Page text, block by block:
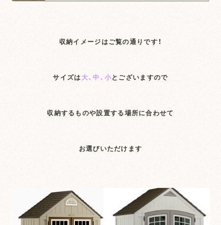
収納イメージはご覧の通りです！
サイズは大、中、小とございますので
収納するものや設置する場所に合わせて
お選びいただけます